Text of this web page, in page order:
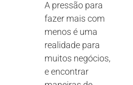
A pressão para
fazer mais com
menos é uma
realidade para
muitos negócios,
e encontrar